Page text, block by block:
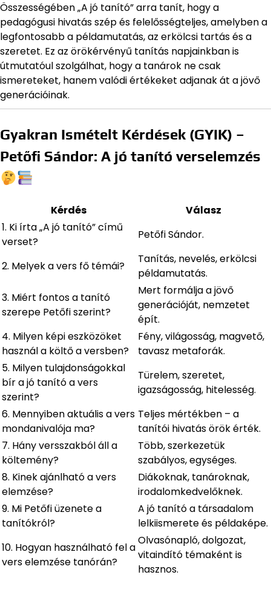
Összességében „A jó tanító” arra tanít, hogy a
pedagógusi hivatás szép és felelősségteljes, amelyben a
legfontosabb a példamutatás, az erkölcsi tartás és a
szeretet. Ez az örökérvényű tanítás napjainkban is
útmutatóul szolgálhat, hogy a tanárok ne csak
ismereteket, hanem valódi értékeket adjanak át a jövő
generációinak.
Gyakran Ismételt Kérdések (GYIK) –
Petőfi Sándor: A jó tanító verselemzés
Kérdés
Válasz
1. Ki írta „A jó tanító” című
verset?
Petőfi Sándor.
2. Melyek a vers fő témái?
Tanítás, nevelés, erkölcsi
példamutatás.
3. Miért fontos a tanító
szerepe Petőfi szerint?
Mert formálja a jövő
generációját, nemzetet
épít.
4. Milyen képi eszközöket
használ a költő a versben?
Fény, világosság, magvető,
tavasz metaforák.
5. Milyen tulajdonságokkal
bír a jó tanító a vers
szerint?
Türelem, szeretet,
igazságosság, hitelesség.
6. Mennyiben aktuális a vers
mondanivalója ma?
Teljes mértékben – a
tanítói hivatás örök érték.
7. Hány versszakból áll a
költemény?
Több, szerkezetük
szabályos, egységes.
8. Kinek ajánlható a vers
elemzése?
Diákoknak, tanároknak,
irodalomkedvelőknek.
9. Mi Petőfi üzenete a
tanítókról?
A jó tanító a társadalom
lelkiismerete és példaképe.
10. Hogyan használható fel a
vers elemzése tanórán?
Olvasónapló, dolgozat,
vitaindító témaként is
hasznos.